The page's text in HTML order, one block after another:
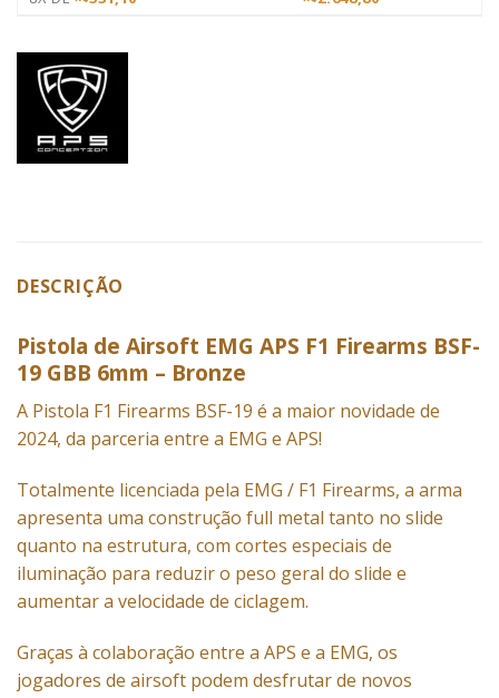
DESCRIÇÃO
Pistola de Airsoft EMG APS F1 Firearms BSF-
19 GBB 6mm – Bronze
A Pistola F1 Firearms BSF-19 é a maior novidade de
2024, da parceria entre a EMG e APS!
Totalmente licenciada pela EMG / F1 Firearms, a arma
apresenta uma construção full metal tanto no slide
quanto na estrutura, com cortes especiais de
iluminação para reduzir o peso geral do slide e
aumentar a velocidade de ciclagem.
Graças à colaboração entre a APS e a EMG, os
jogadores de airsoft podem desfrutar de novos